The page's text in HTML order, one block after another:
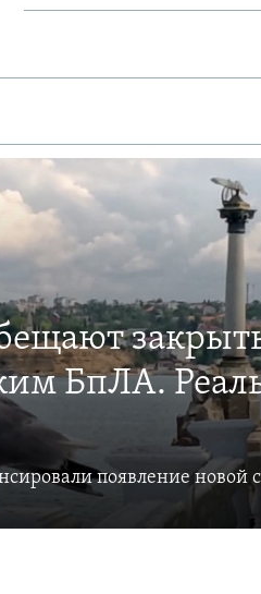
БпЛА.
появление новой